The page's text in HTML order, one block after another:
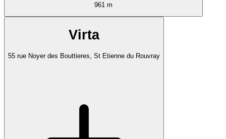
961 m
Virta
55 rue Noyer des Bouttieres, St Etienne du Rouvray